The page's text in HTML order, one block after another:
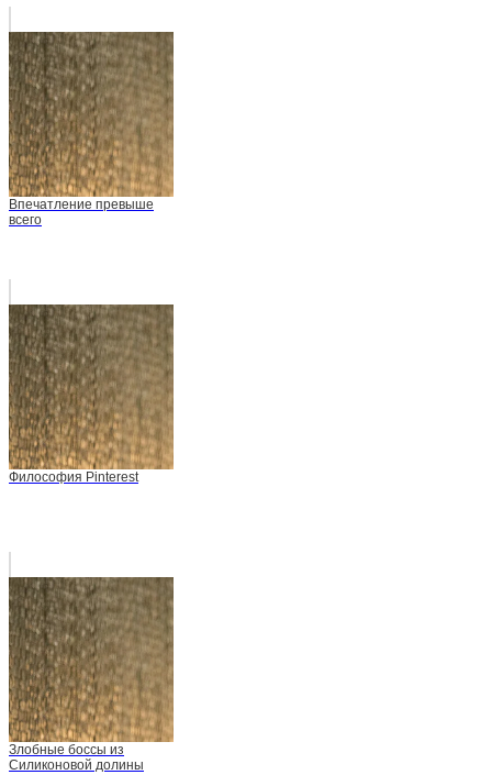
Впечатление превыше
всего
Философия Pinterest
Злобные боссы из
Силиконовой долины